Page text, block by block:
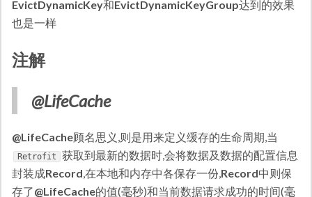
EvictDynamicKey和EvictDynamicKeyGroup达到的效果
也是一样
注解
@LifeCache
@LifeCache顾名思义,则是用来定义缓存的生命周期,当
Retrofit
获取到最新的数据时,会将数据及数据的配置信息
封装成Record,在本地和内存中各保存一份,Record中则保
存了@LifeCache的值(毫秒)和当前数据请求成功的时间(毫